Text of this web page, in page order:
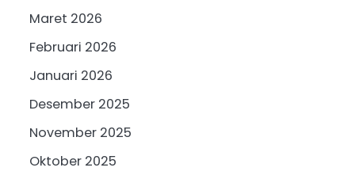
Maret 2026
Februari 2026
Januari 2026
Desember 2025
November 2025
Oktober 2025